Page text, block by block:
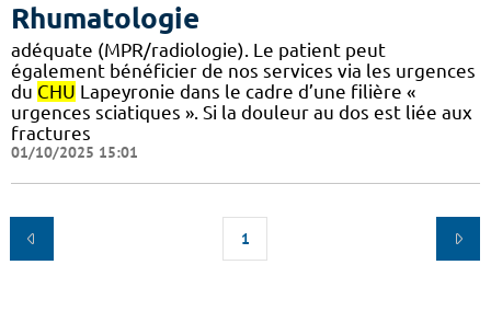
Rhumatologie
adéquate (MPR/radiologie). Le patient peut
également bénéficier de nos services via les urgences
du CHU Lapeyronie dans le cadre d’une filière «
urgences sciatiques ». Si la douleur au dos est liée aux
fractures
01/10/2025 15:01
1